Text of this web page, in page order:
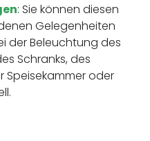
: Sie können diesen
Gelegenheiten
der Beleuchtung des
Schranks, des
Speisekammer oder